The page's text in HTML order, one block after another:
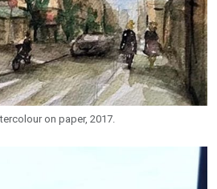
on paper, 2017.